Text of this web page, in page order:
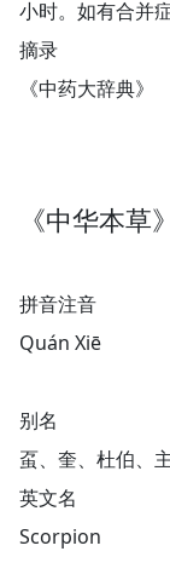
小时。如有合并
摘录
《中药大辞典》
《中华本草
拼音注音
Quán Xiē
别名
虿、奎、杜伯、
英文名
Scorpion